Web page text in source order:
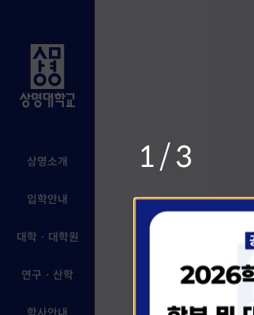
상명소개
입학안내
대학 · 대학원
연구 · 산학
1/3